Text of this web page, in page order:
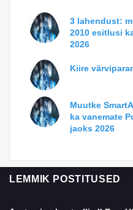
3 lahendust:
2010 esitlusi
2026
Kiire
Muutke
ka vanemate
jaoks 2026
LEMMIK POSTITUSED